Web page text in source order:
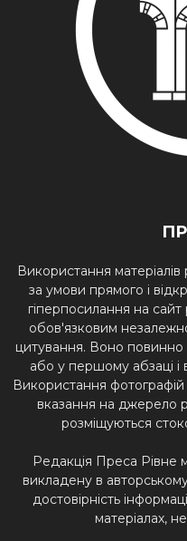
Використання
за умови прямого і
гіперпосилання на
обов'язковим
цитування. Воно повинно
або у першому абзаці і
Використання
вказання на джерело
розміщуються
Редакція Преса Рівне
викладену в авторському
достовірність
матеріалах,